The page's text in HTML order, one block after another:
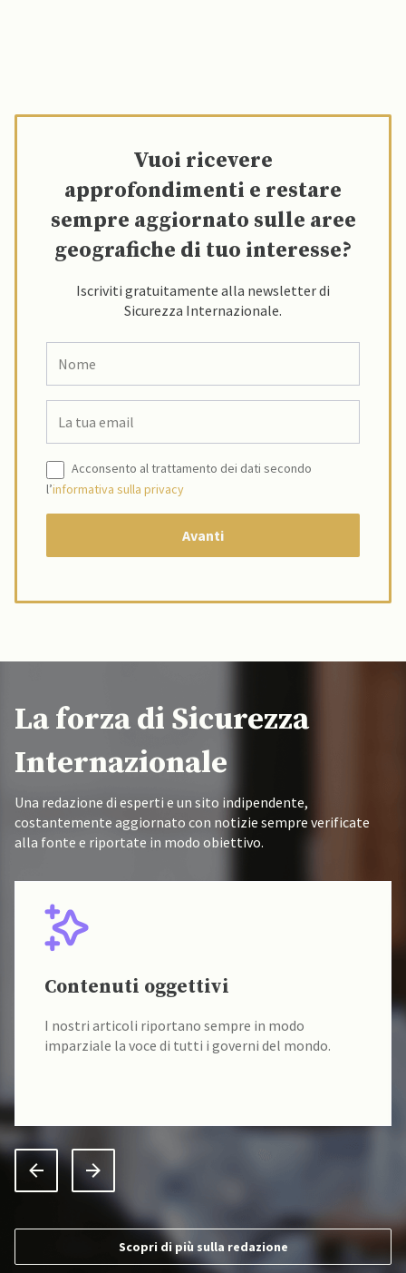
Vuoi ricevere
approfondimenti e restare
sempre aggiornato sulle aree
geografiche di tuo interesse?
Iscriviti gratuitamente alla newsletter di
Sicurezza Internazionale.
Acconsento al trattamento dei dati secondo
l’informativa sulla privacy
La forza di Sicurezza
Internazionale
Una redazione di esperti e un sito indipendente,
costantemente aggiornato con notizie sempre verificate
alla fonte e riportate in modo obiettivo.
Contenuti oggettivi
I nostri articoli riportano sempre in modo
imparziale la voce di tutti i governi del mondo.
Scopri di più sulla redazione